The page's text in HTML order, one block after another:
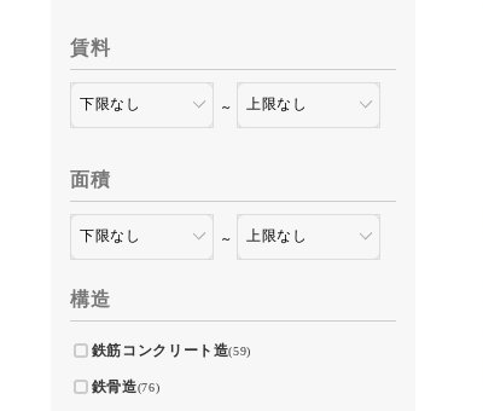
賃料
～
面積
～
構造
鉄筋コンクリート造(59)
鉄骨造(76)